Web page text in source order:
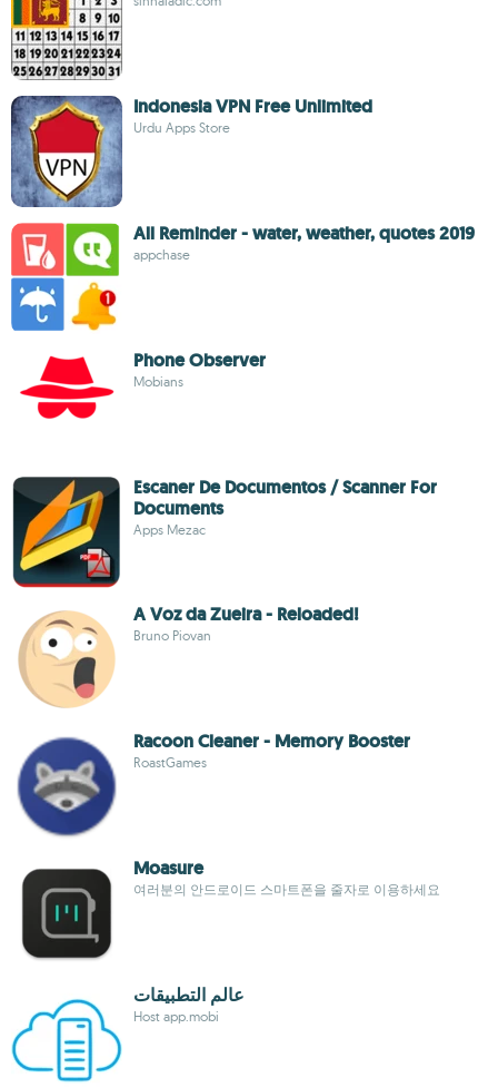
Indonesia VPN Free Unlimited
Urdu Apps Store
All Reminder - water, weather, quotes 2019
appchase
Phone Observer
Mobians
Escaner De Documentos / Scanner For
Documents
Apps Mezac
A Voz da Zueira - Reloaded!
Bruno Piovan
Racoon Cleaner - Memory Booster
RoastGames
Moasure
여러분의 안드로이드 스마트폰을 줄자로 이용하세요
عالم التطبيقات
Host app.mobi